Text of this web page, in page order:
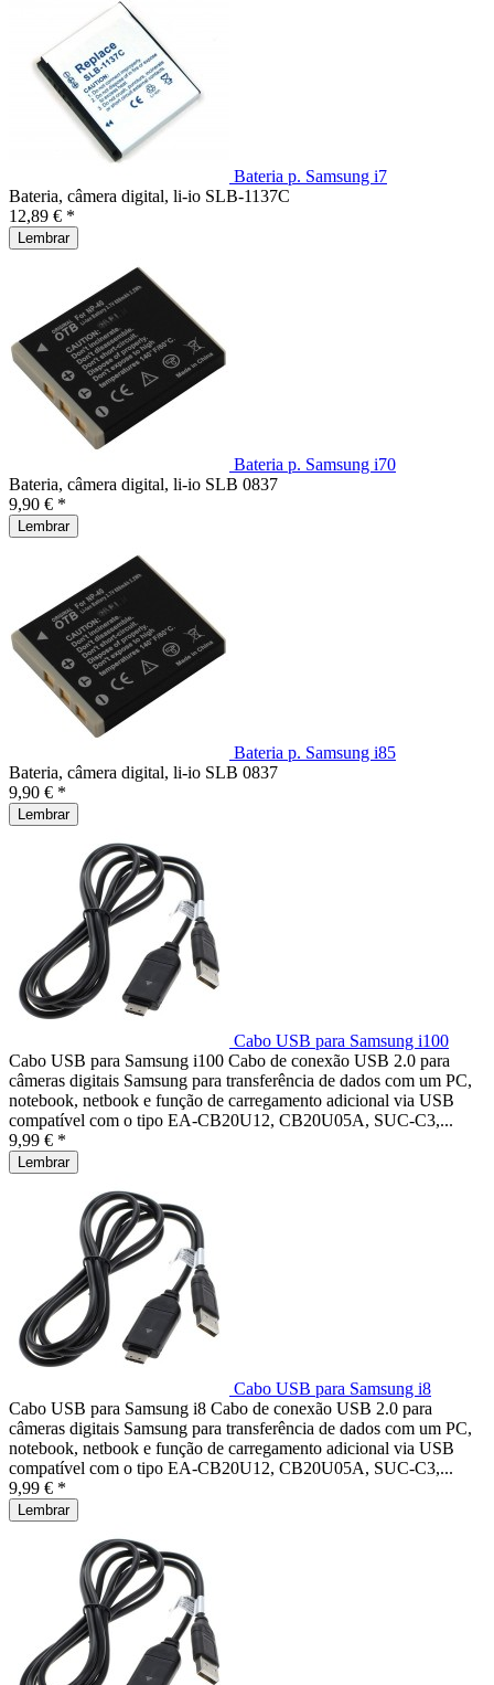
Bateria p. Samsung i7
Bateria, câmera digital, li-io SLB-1137C
12,89 € *
Lembrar
Bateria p. Samsung i70
Bateria, câmera digital, li-io SLB 0837
9,90 € *
Lembrar
Bateria p. Samsung i85
Bateria, câmera digital, li-io SLB 0837
9,90 € *
Lembrar
Cabo USB para Samsung i100
Cabo USB para Samsung i100 Cabo de conexão USB 2.0 para
câmeras digitais Samsung para transferência de dados com um PC,
notebook, netbook e função de carregamento adicional via USB
compatível com o tipo EA-CB20U12, CB20U05A, SUC-C3,...
9,99 € *
Lembrar
Cabo USB para Samsung i8
Cabo USB para Samsung i8 Cabo de conexão USB 2.0 para
câmeras digitais Samsung para transferência de dados com um PC,
notebook, netbook e função de carregamento adicional via USB
compatível com o tipo EA-CB20U12, CB20U05A, SUC-C3,...
9,99 € *
Lembrar